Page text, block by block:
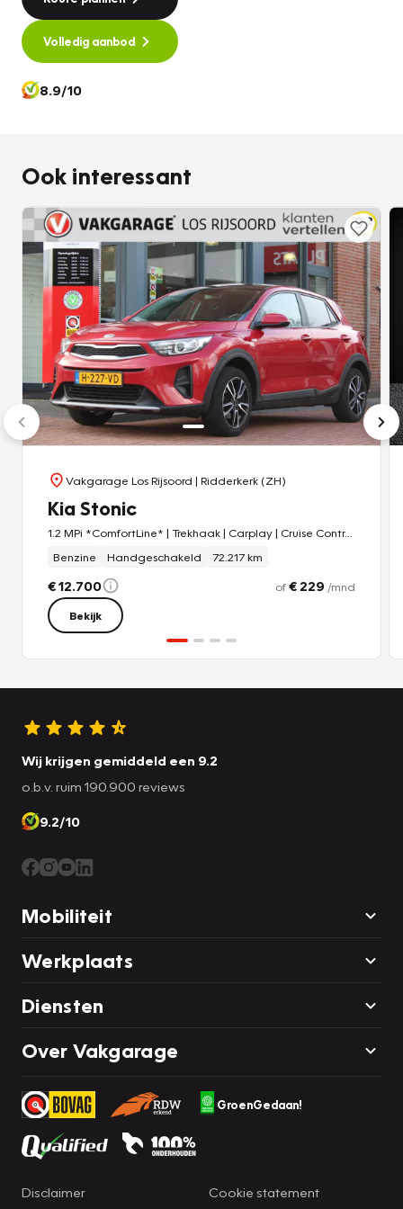
Volledig aanbod
8.9/10
Ook interessant
Vakgarage Los Rijsoord | Ridderkerk (ZH)
Kia Stonic
1.2 MPi *ComfortLine* | Trekhaak | Carplay | Cruise Control | A/C | Stoel & Stuurverwarming | Privacy | Bluetooth |
Benzine
Handgeschakeld 72.217 km
€ 12.700 of€ 229 /mnd
Bekijk
Wij krijgen gemiddeld een 9.2
o.b.v. ruim 190.900 reviews
9.2/10
Mobiliteit
Werkplaats
Diensten
Over Vakgarage
GroenGedaan!
Disclaimer
Cookie statement